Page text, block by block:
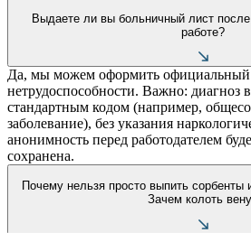
Выдаете ли вы больничный лист
работе?
Да, мы можем оформить официальный
нетрудоспособности. Важно: диагноз
стандартным кодом (например,
заболевание), без указания
анонимность перед работодателем
сохранена.
Почему нельзя просто выпить сорбенты
Зачем колоть